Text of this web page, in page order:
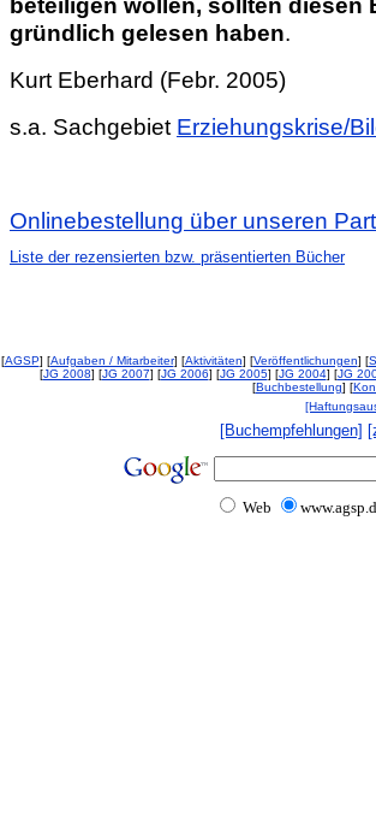
gründlich gelesen haben.
Kurt Eberhard (Febr. 2005)
s.a. Sachgebiet Erziehungskrise/
Onlinebestellung über unseren
Liste der rezensierten bzw. präsentierten Bücher
[AGSP] [Aufgaben / Mitarbeiter] [Aktivitäten] [Veröffentlichungen] [
[JG 2008] [JG 2007] [JG 2006] [JG 2005] [JG 2004] [JG
[Buchbestellung] [
[Buchempfehlungen]
Web